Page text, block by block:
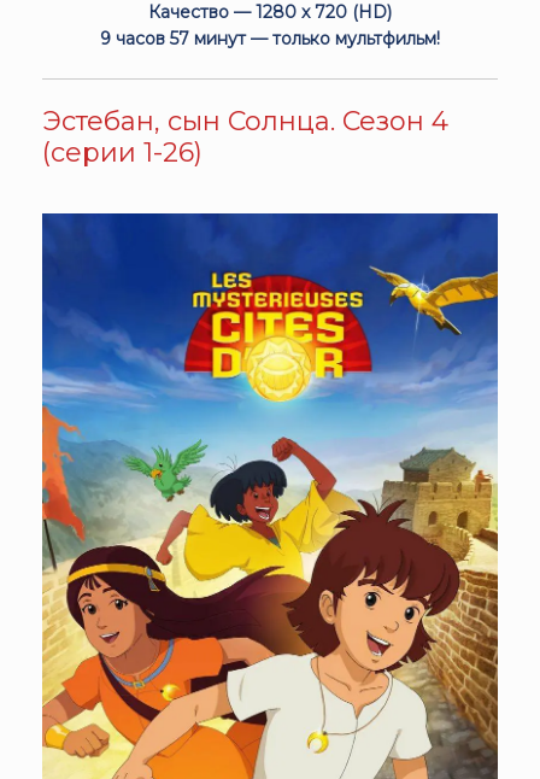
Качество — 1280 x 720 (HD)
9 часов 57 минут — только мультфильм!
Эстебан, сын Солнца. Сезон 4
(серии 1-26)